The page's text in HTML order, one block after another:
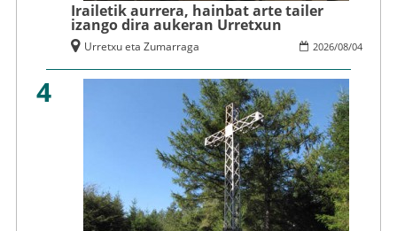
Irailetik aurrera, hainbat arte tailer
izango dira aukeran Urretxun
2026/08/04
Urretxu eta Zumarraga
4